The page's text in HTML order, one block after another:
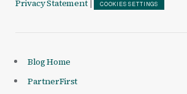
Privacy Statement | COOKIES SETTINGS
Blog Home
PartnerFirst